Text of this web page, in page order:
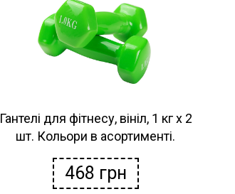
Гантелі для фітнесу, вініл, 1 кг х 2
шт. Кольори в асортименті.
468 грн